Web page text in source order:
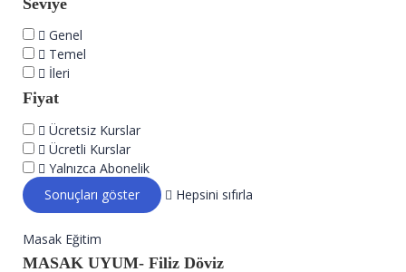
Genel
Temel
İleri
Fiyat
Ücretsiz Kurslar
Ücretli Kurslar
Yalnızca Abonelik
Hepsini sıfırla
Masak Eğitim
MASAK UYUM- Filiz Döviz